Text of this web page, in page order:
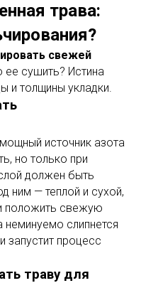
трава:
свежей
ее сушить? Истина
и толщины укладки.
источник азота
но только при
должен быть
ним — теплой и сухой,
положить свежую
неминуемо слипнется
запустит процесс
траву для